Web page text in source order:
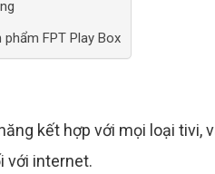
FPT Play Box
kết hợp với mọi loại tivi,
với internet.